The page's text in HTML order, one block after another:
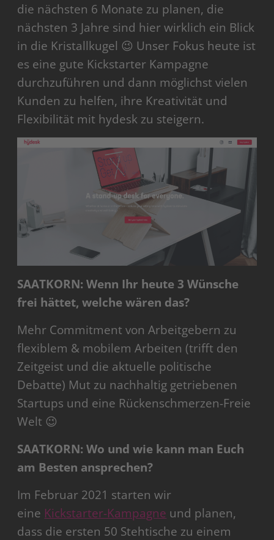
die nächsten 6 Monate zu planen, die
nächsten 3 Jahre sind hier wirklich ein Blick
in die Kristallkugel 😉 Unser Fokus heute ist
es eine gute Kickstarter Kampagne
durchzuführen und dann möglichst vielen
Kunden zu helfen, ihre Kreativität und
Flexibilität mit hydesk zu steigern.
SAATKORN: Wenn Ihr heute 3 Wünsche
frei hättet, welche wären das?
Mehr Commitment von Arbeitgebern zu
flexiblem & mobilem Arbeiten (trifft den
Zeitgeist und die aktuelle politische
Debatte) Mut zu nachhaltig getriebenen
Startups und eine Rückenschmerzen-Freie
Welt 😉
SAATKORN: Wo und wie kann man Euch
am Besten ansprechen?
Im Februar 2021 starten wir
eine Kickstarter-Kampagne und planen,
dass die ersten 50 Stehtische zu einem